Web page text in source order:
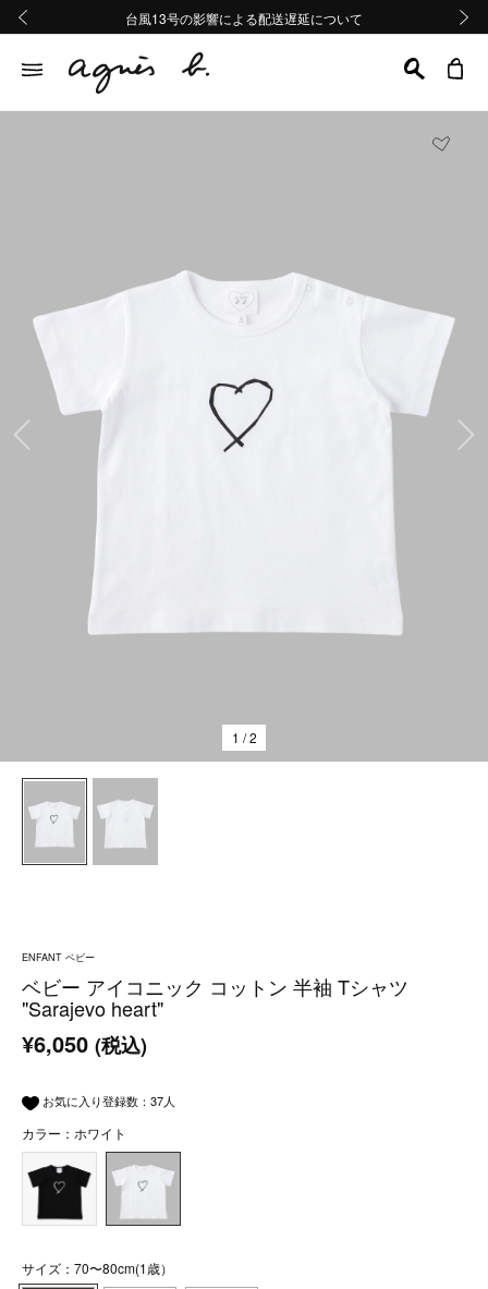
熊本地域地震の影響による配送遅延について
Summer Sale 2buy10%OFF!!
台風13号の影響による配送遅延について
熊本地域地震の影響による配送遅延について
Summer Sale 2buy10%OFF!!
前の画像
1 / 2
ENFANT ベビー
ベビー アイコニック コットン 半袖 Tシャツ
"Sarajevo heart"
¥6,050 (税込)
お気に入り登録数： 37人
カラー：ホワイト
サイズ：70〜80cm(1歳）